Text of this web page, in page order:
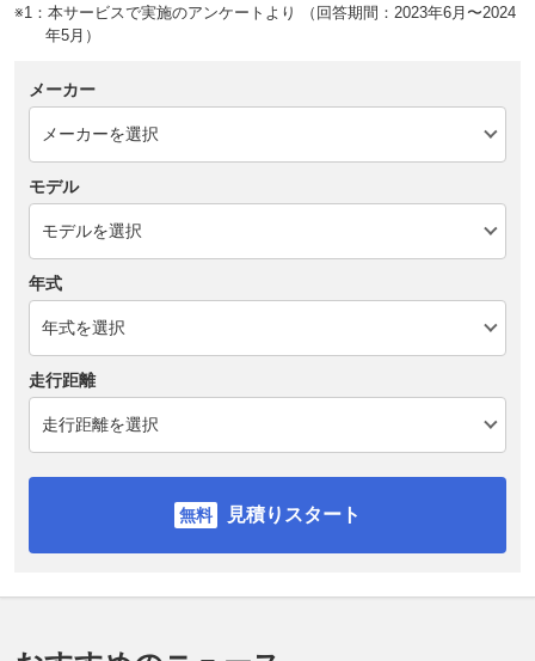
※1：本サービスで実施のアンケートより （回答期間：2023年6月〜2024
年5月）
メーカー
モデル
年式
走行距離
見積りスタート